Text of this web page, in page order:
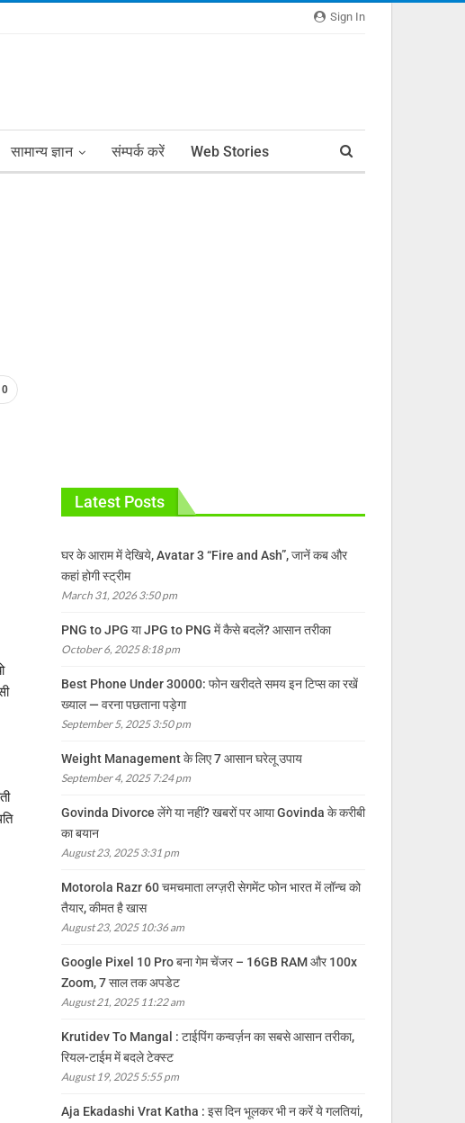
Sign In
सामान्य ज्ञान संम्पर्क करें Web Stories
0
Latest Posts
घर के आराम में देखिये, Avatar 3 “Fire and Ash”, जानें कब और
कहां होगी स्ट्रीम
March 31, 2026 3:50 pm
PNG to JPG या JPG to PNG में कैसे बदलें? आसान तरीका
October 6, 2025 8:18 pm
Best Phone Under 30000: फोन खरीदते समय इन टिप्स का रखें
ख्याल — वरना पछताना पड़ेगा
September 5, 2025 3:50 pm
Weight Management के लिए 7 आसान घरेलू उपाय
September 4, 2025 7:24 pm
Govinda Divorce लेंगे या नहीं? खबरों पर आया Govinda के करीबी
का बयान
August 23, 2025 3:31 pm
Motorola Razr 60 चमचमाता लग्ज़री सेगमेंट फोन भारत में लॉन्च को
तैयार, कीमत है खास
August 23, 2025 10:36 am
Google Pixel 10 Pro बना गेम चेंजर – 16GB RAM और 100x
Zoom, 7 साल तक अपडेट
August 21, 2025 11:22 am
Krutidev To Mangal : टाईपिंग कन्वर्ज़न का सबसे आसान तरीका,
रियल-टाईम में बदले टेक्स्ट
August 19, 2025 5:55 pm
Aja Ekadashi Vrat Katha : इस दिन भूलकर भी न करें ये गलतियां,